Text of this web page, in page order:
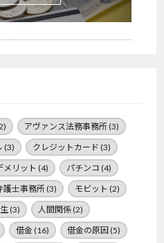
アヴァンス法務事務所(3)
(3) クレジットカード (3)
メリット (4) パチンコ (4)
護士事務所(3) モビット (2)
(3) 人間関係(2)
借金 (16) 借金の原因 (5)